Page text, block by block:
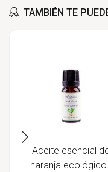
TAMBIÉN TE
Aceite esencial
naranja ecológico